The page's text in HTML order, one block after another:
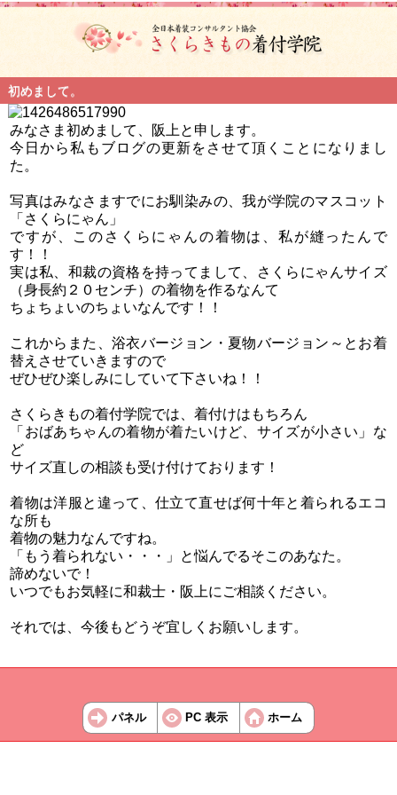
初めまして。
みなさま初めまして、阪上と申します。
今日から私もブログの更新をさせて頂くことになりまし
た。
写真はみなさますでにお馴染みの、我が学院のマスコット
「さくらにゃん」
ですが、このさくらにゃんの着物は、私が縫ったんで
す！！
実は私、和裁の資格を持ってまして、さくらにゃんサイズ
（身長約２０センチ）の着物を作るなんて
ちょちょいのちょいなんです！！
これからまた、浴衣バージョン・夏物バージョン～とお着
替えさせていきますので
ぜひぜひ楽しみにしていて下さいね！！
さくらきもの着付学院では、着付けはもちろん
「おばあちゃんの着物が着たいけど、サイズが小さい」な
ど
サイズ直しの相談も受け付けております！
着物は洋服と違って、仕立て直せば何十年と着られるエコ
な所も
着物の魅力なんですね。
「もう着られない・・・」と悩んでるそこのあなた。
諦めないで！
いつでもお気軽に和裁士・阪上にご相談ください。
それでは、今後もどうぞ宜しくお願いします。
パネル PC 表示 ホーム